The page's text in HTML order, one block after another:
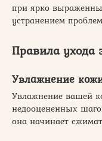
при ярко
устранением
Правила ухода
Увлажнение
Увлажнение вашей
недооцененных
она начинает